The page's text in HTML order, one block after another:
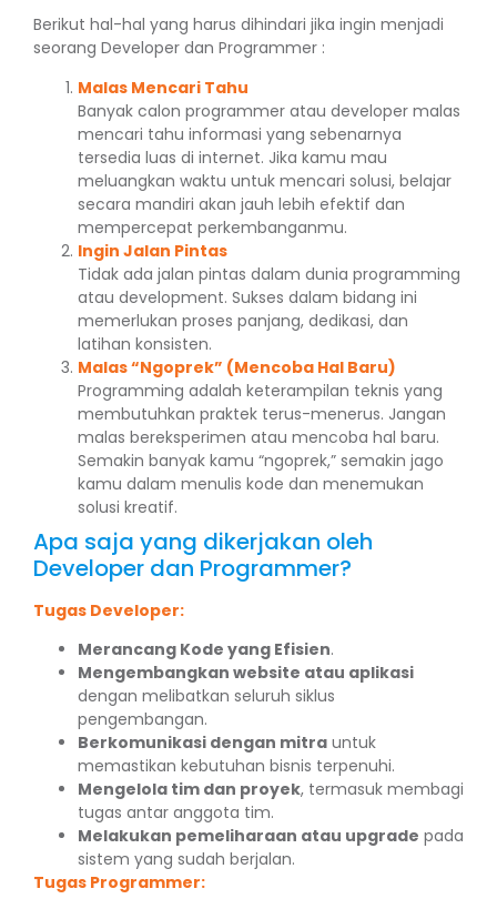
Berikut hal-hal yang harus dihindari jika ingin menjadi
seorang Developer dan Programmer :
Malas Mencari Tahu
Banyak calon programmer atau developer malas
mencari tahu informasi yang sebenarnya
tersedia luas di internet. Jika kamu mau
meluangkan waktu untuk mencari solusi, belajar
secara mandiri akan jauh lebih efektif dan
mempercepat perkembanganmu.
Ingin Jalan Pintas
Tidak ada jalan pintas dalam dunia programming
atau development. Sukses dalam bidang ini
memerlukan proses panjang, dedikasi, dan
latihan konsisten.
Malas “Ngoprek” (Mencoba Hal Baru)
Programming adalah keterampilan teknis yang
membutuhkan praktek terus-menerus. Jangan
malas bereksperimen atau mencoba hal baru.
Semakin banyak kamu “ngoprek,” semakin jago
kamu dalam menulis kode dan menemukan
solusi kreatif.
Apa saja yang dikerjakan oleh
Developer dan Programmer?
Tugas Developer:
Merancang Kode yang Efisien.
Mengembangkan website atau aplikasi
dengan melibatkan seluruh siklus
pengembangan.
Berkomunikasi dengan mitra untuk
memastikan kebutuhan bisnis terpenuhi.
Mengelola tim dan proyek, termasuk membagi
tugas antar anggota tim.
Melakukan pemeliharaan atau upgrade pada
sistem yang sudah berjalan.
Tugas Programmer: